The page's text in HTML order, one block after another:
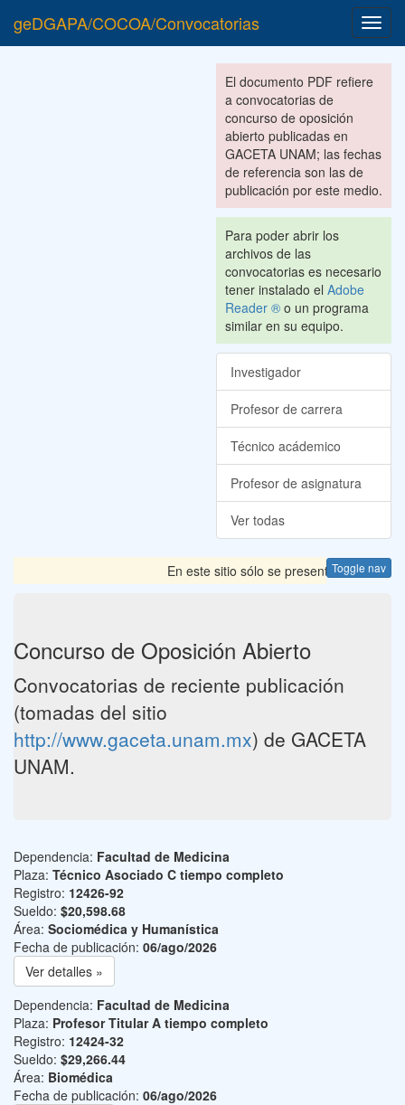
geDGAPA/COCOA/Convocatorias
El documento PDF refiere
a convocatorias de
concurso de oposición
abierto publicadas en
GACETA UNAM; las fechas
de referencia son las de
publicación por este medio.
Para poder abrir los
archivos de las
convocatorias es necesario
tener instalado el Adobe
Reader ® o un programa
similar en su equipo.
Investigador
Profesor de carrera
Técnico acádemico
Profesor de asignatura
Ver todas
Toggle nav
En este sitio sólo se presentan las
Concurso de Oposición Abierto
Convocatorias de reciente publicación
(tomadas del sitio
http://www.gaceta.unam.mx) de GACETA
UNAM.
Dependencia: Facultad de Medicina
Plaza: Técnico Asociado C tiempo completo
Registro: 12426-92
Sueldo: $20,598.68
Área: Sociomédica y Humanística
Fecha de publicación: 06/ago/2026
Ver detalles »
Dependencia: Facultad de Medicina
Plaza: Profesor Titular A tiempo completo
Registro: 12424-32
Sueldo: $29,266.44
Área: Biomédica
Fecha de publicación: 06/ago/2026